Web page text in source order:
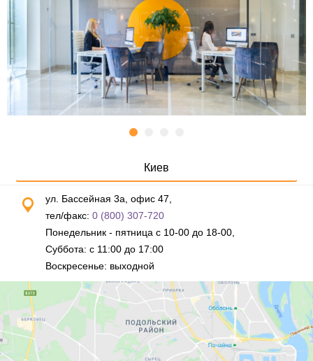
Киев
ул. Бассейная 3а, офис 47,
тел/факс: 0 (800) 307-720
Понедельник - пятница с 10-00 до 18-00,
Суббота: с 11:00 до 17:00
Воскресенье: выходной